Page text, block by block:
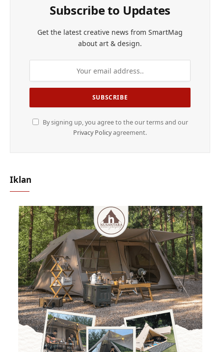
Subscribe to Updates
Get the latest creative news from SmartMag
about art & design.
By signing up, you agree to the our terms and our
Privacy Policyagreement.
Iklan